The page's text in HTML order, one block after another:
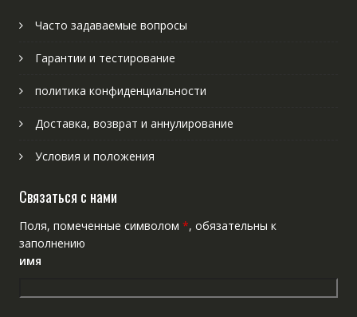
Часто задаваемые вопросы
Гарантии и тестирование
политика конфиденциальности
Доставка, возврат и аннулирование
Условия и положения
Связаться с нами
Поля, помеченные символом *, обязательны к
заполнению
имя